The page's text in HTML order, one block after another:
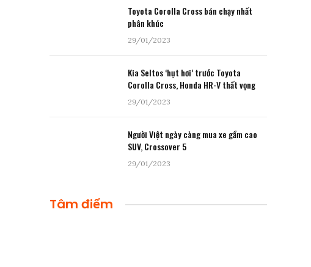
Toyota Corolla Cross bán chạy nhất
phân khúc
29/01/2023
Kia Seltos ‘hụt hơi’ trước Toyota
Corolla Cross, Honda HR-V thất vọng
29/01/2023
Người Việt ngày càng mua xe gầm cao
SUV, Crossover 5
29/01/2023
Tâm điểm